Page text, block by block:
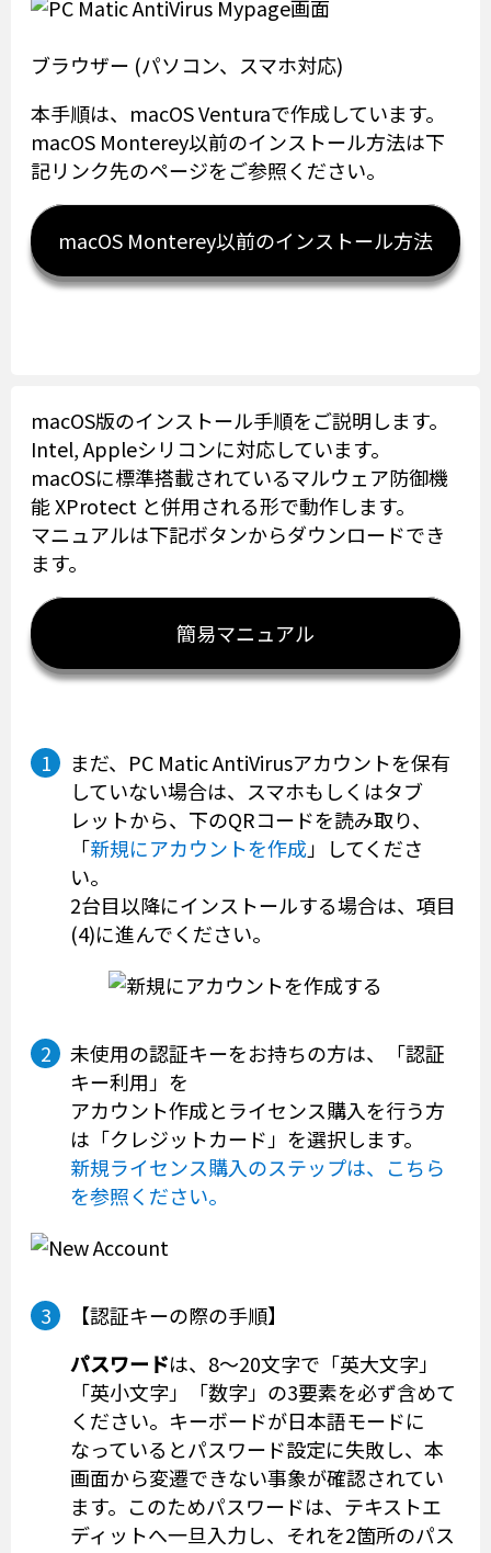
ブラウザー (パソコン、スマホ対応)
本手順は、macOS Venturaで作成しています。
macOS Monterey以前のインストール方法は下
記リンク先のページをご参照ください。
macOS Monterey以前のインストール方法
macOS版のインストール手順をご説明します。
Intel, Appleシリコンに対応しています。
macOSに標準搭載されているマルウェア防御機
能 XProtect と併用される形で動作します。
マニュアルは下記ボタンからダウンロードでき
ます。
簡易マニュアル
まだ、PC Matic AntiVirusアカウントを保有
していない場合は、スマホもしくはタブ
レットから、下のQRコードを読み取り、
「新規にアカウントを作成」してくださ
い。
2台目以降にインストールする場合は、項目
(4)に進んでください。
未使用の認証キーをお持ちの方は、「認証
キー利用」を
アカウント作成とライセンス購入を行う方
は「クレジットカード」を選択します。
新規ライセンス購入のステップは、こちら
を参照ください。
【認証キーの際の手順】
パスワードは、8～20文字で「英大文字」
「英小文字」「数字」の3要素を必ず含めて
ください。キーボードが日本語モードに
なっているとパスワード設定に失敗し、本
画面から変遷できない事象が確認されてい
ます。このためパスワードは、テキストエ
ディットへ一旦入力し、それを2箇所のパス